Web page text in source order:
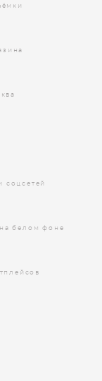
соцсетей
на белом фоне